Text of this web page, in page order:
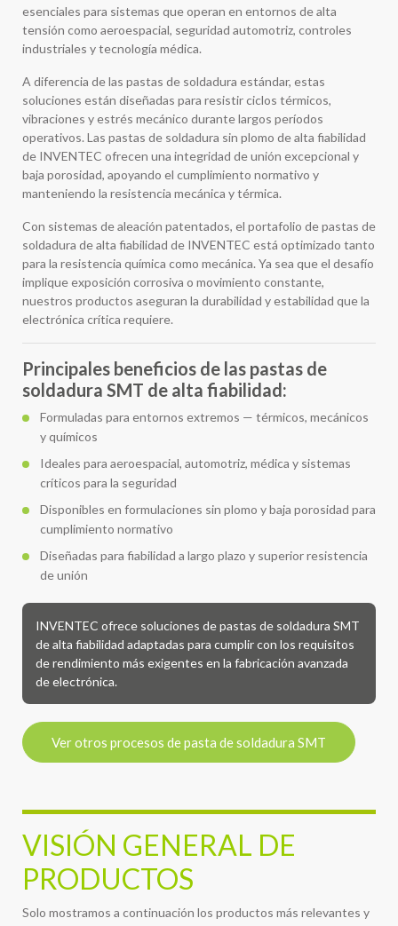
esenciales para sistemas que operan en entornos de alta
tensión como aeroespacial, seguridad automotriz, controles
industriales y tecnología médica.
A diferencia de las pastas de soldadura estándar, estas
soluciones están diseñadas para resistir ciclos térmicos,
vibraciones y estrés mecánico durante largos períodos
operativos. Las pastas de soldadura sin plomo de alta fiabilidad
de INVENTEC ofrecen una integridad de unión excepcional y
baja porosidad, apoyando el cumplimiento normativo y
manteniendo la resistencia mecánica y térmica.
Con sistemas de aleación patentados, el portafolio de pastas de
soldadura de alta fiabilidad de INVENTEC está optimizado tanto
para la resistencia química como mecánica. Ya sea que el desafío
implique exposición corrosiva o movimiento constante,
nuestros productos aseguran la durabilidad y estabilidad que la
electrónica crítica requiere.
Principales beneficios de las pastas de
soldadura SMT de alta fiabilidad:
Formuladas para entornos extremos — térmicos, mecánicos
y químicos
Ideales para aeroespacial, automotriz, médica y sistemas
críticos para la seguridad
Disponibles en formulaciones sin plomo y baja porosidad para
cumplimiento normativo
Diseñadas para fiabilidad a largo plazo y superior resistencia
de unión
INVENTEC ofrece soluciones de pastas de soldadura SMT
de alta fiabilidad adaptadas para cumplir con los requisitos
de rendimiento más exigentes en la fabricación avanzada
de electrónica.
Ver otros procesos de pasta de soldadura SMT
VISIÓN GENERAL DE
PRODUCTOS
Solo mostramos a continuación los productos más relevantes y